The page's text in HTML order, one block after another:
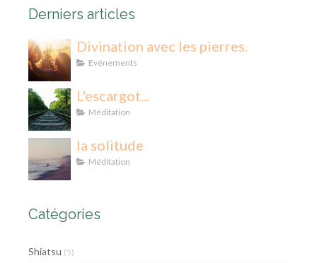
Derniers articles
Divination avec les pierres.
Evénements
L'escargot...
Méditation
la solitude
Méditation
Catégories
Shiatsu (5)